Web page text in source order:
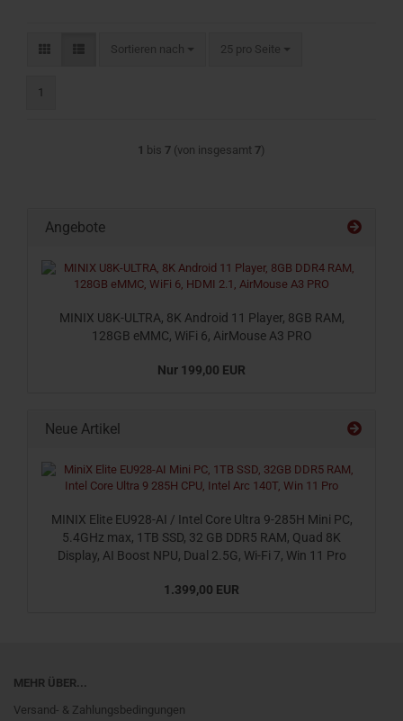
Sortieren nach
Sortieren nach 25 pro Seite
pro Seite
1
1 bis 7 (von insgesamt 7)
Angebote
MINIX U8K-ULTRA, 8K Android 11 Player, 8GB RAM,
128GB eMMC, WiFi 6, AirMouse A3 PRO
Nur 199,00 EUR
Neue Artikel
MINIX Elite EU928-AI / Intel Core Ultra 9-285H Mini PC,
5.4GHz max, 1TB SSD, 32 GB DDR5 RAM, Quad 8K
Display, AI Boost NPU, Dual 2.5G, Wi-Fi 7, Win 11 Pro
1.399,00 EUR
MEHR ÜBER...
Versand- & Zahlungsbedingungen